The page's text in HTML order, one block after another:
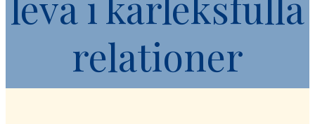
relationer